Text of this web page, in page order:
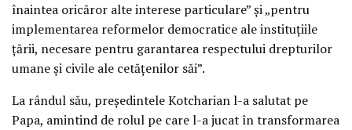
înaintea oricăror alte interese particulare” şi „pentru
implementarea reformelor democratice ale instituţiile
ţării, necesare pentru garantarea respectului drepturilor
umane şi civile ale cetăţenilor săi”.
La rândul său, preşedintele Kotcharian l-a salutat pe
Papa, amintind de rolul pe care l-a jucat în transformarea